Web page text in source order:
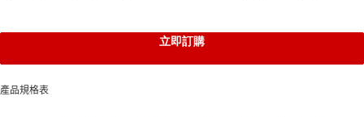
立即訂購
產品規格表